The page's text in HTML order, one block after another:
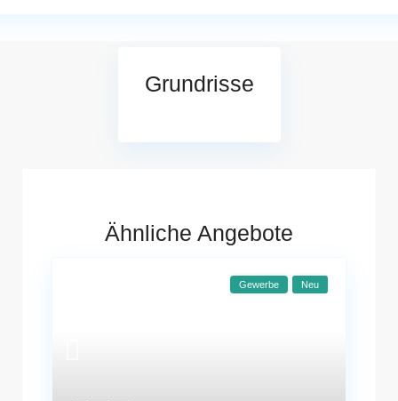
Grundrisse
Ähnliche Angebote
Gewerbe Neu